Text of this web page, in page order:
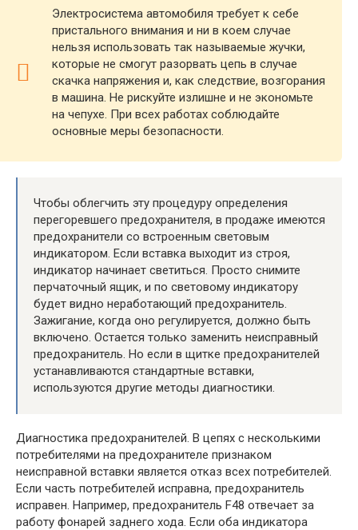
Электросистема автомобиля требует к себе
пристального внимания и ни в коем случае
нельзя использовать так называемые жучки,
которые не смогут разорвать цепь в случае
скачка напряжения и, как следствие, возгорания
в машина. Не рискуйте излишне и не экономьте
на чепухе. При всех работах соблюдайте
основные меры безопасности.
Чтобы облегчить эту процедуру определения
перегоревшего предохранителя, в продаже имеются
предохранители со встроенным световым
индикатором. Если вставка выходит из строя,
индикатор начинает светиться. Просто снимите
перчаточный ящик, и по световому индикатору
будет видно неработающий предохранитель.
Зажигание, когда оно регулируется, должно быть
включено. Остается только заменить неисправный
предохранитель. Но если в щитке предохранителей
устанавливаются стандартные вставки,
используются другие методы диагностики.
Диагностика предохранителей. В цепях с несколькими
потребителями на предохранителе признаком
неисправной вставки является отказ всех потребителей.
Если часть потребителей исправна, предохранитель
исправен. Например, предохранитель F48 отвечает за
работу фонарей заднего хода. Если оба индикатора